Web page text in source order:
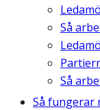
Så
Så
Så fungerar